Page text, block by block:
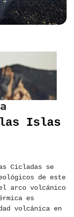
Islas
Cicladas se
de este
arco volcánico
es
volcánica en